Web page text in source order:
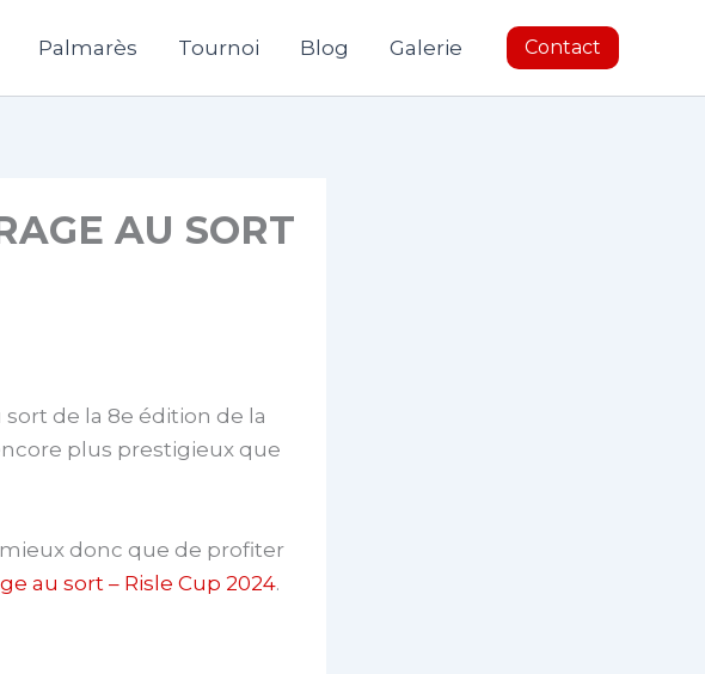
Palmarès Tournoi Blog Galerie Contact
AU SORT
de la 8e édition de la
plus prestigieux que
donc que de profiter
au sort – Risle Cup 2024.